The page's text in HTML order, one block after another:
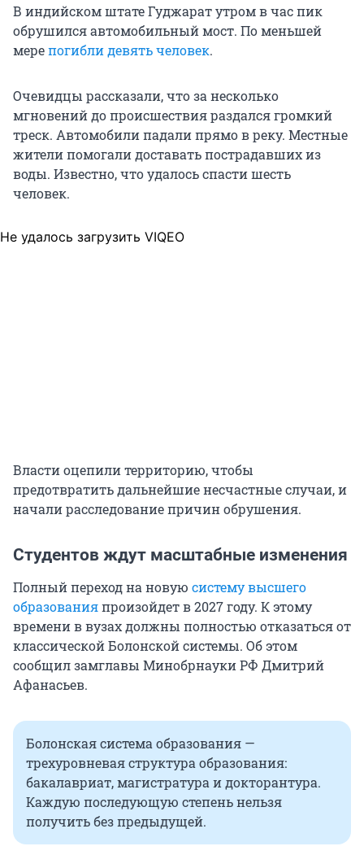
В индийском штате Гуджарат утром в час пик
обрушился автомобильный мост. По меньшей
мерепогибли девять человек.
Очевидцы рассказали, что за несколько
мгновений до происшествия раздался громкий
треск. Автомобили падали прямо в реку. Местные
жители помогали доставать пострадавших из
воды. Известно, что удалось спасти шесть
человек.
Не удалось загрузить VIQEO
Власти оцепили территорию, чтобы
предотвратить дальнейшие несчастные случаи, и
начали расследование причин обрушения.
Студентов ждут масштабные изменения
Полный переход на новую систему высшего
образованияпроизойдет в 2027 году. К этому
времени в вузах должны полностью отказаться от
классической Болонской системы. Об этом
сообщил замглавы Минобрнауки РФ Дмитрий
Афанасьев.
Болонская система образования —
трехуровневая структура образования:
бакалавриат, магистратура и докторантура.
Каждую последующую степень нельзя
получить без предыдущей.